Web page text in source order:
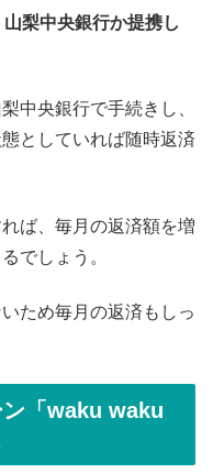
梨中央銀行か提携し
中央銀行で手続きし、
としていれば随時返済
ば、毎月の返済額を増
でしょう。
ため毎月の返済もしっ
ン「waku waku